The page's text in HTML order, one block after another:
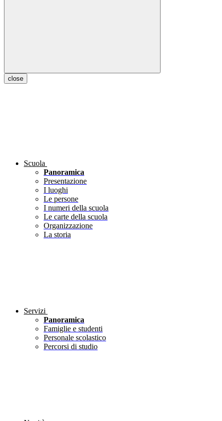
close
Scuola
Panoramica
Presentazione
I luoghi
Le persone
I numeri della scuola
Le carte della scuola
Organizzazione
La storia
Servizi
Panoramica
Famiglie e studenti
Personale scolastico
Percorsi di studio